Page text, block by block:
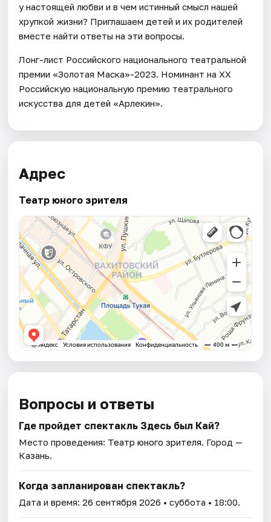
у настоящей любви и в чем истинный смысл нашей
хрупкой жизни? Приглашаем детей и их родителей
вместе найти ответы на эти вопросы.
Лонг-лист Российского национального театральной
премии «Золотая Маска»-2023. Номинант на XX
Российскую национальную премию театрального
искусства для детей «Арлекин».
Адрес
Театр юного зрителя
Вопросы и ответы
Где пройдет спектакль Здесь был Кай?
Место проведения: Театр юного зрителя. Город —
Казань.
Когда запланирован спектакль?
Дата и время:26 сентября 2026 • суббота • 18:00.